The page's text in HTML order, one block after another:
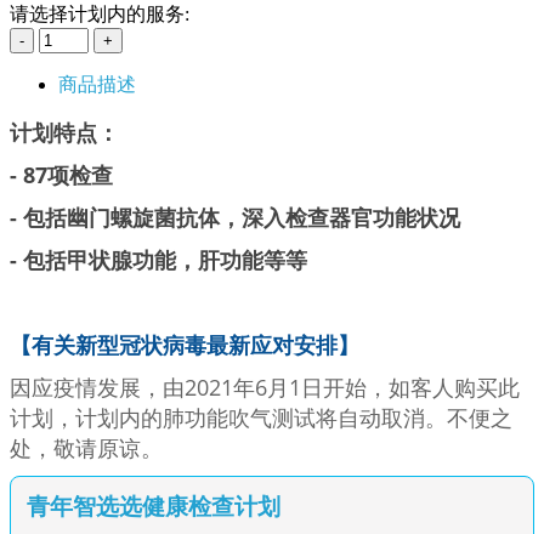
请选择计划内的服务:
商品描述
计划特点：
- 87项检查
- 包括幽门螺旋菌抗体，深入检查器官功能状况
- 包括甲状腺功能，肝功能等等
【有关新型冠状病毒最新应对安排】
因应疫情发展，由2021年6月1日开始，如客人购买此
计划，计划内的肺功能吹气测试将自动取消。不便之
处，敬请原谅。
青年智选选健康检查计划